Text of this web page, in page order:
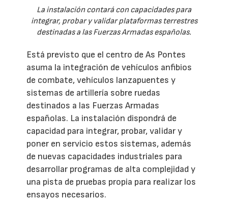
La instalación contará con capacidades para
integrar, probar y validar plataformas terrestres
destinadas a las Fuerzas Armadas españolas.
Está previsto que el centro de As Pontes
asuma la integración de vehículos anfibios
de combate, vehículos lanzapuentes y
sistemas de artillería sobre ruedas
destinados a las Fuerzas Armadas
españolas. La instalación dispondrá de
capacidad para integrar, probar, validar y
poner en servicio estos sistemas, además
de nuevas capacidades industriales para
desarrollar programas de alta complejidad y
una pista de pruebas propia para realizar los
ensayos necesarios.